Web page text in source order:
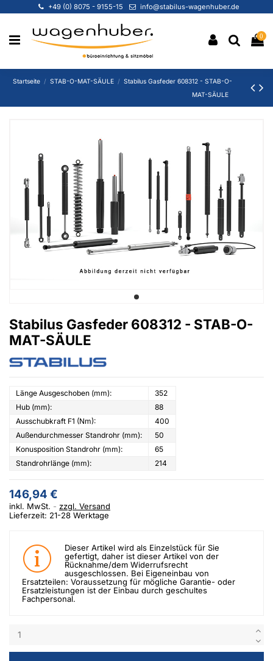
+49 (0) 8075 - 9155-15 info@stabilus-wagenhuber.de
0
Startseite STAB-O-MAT-SÄULE
Stabilus Gasfeder 608312 - STAB-O-
MAT-SÄULE
Stabilus Gasfeder 608312 - STAB-O-
MAT-SÄULE
Länge Ausgeschoben (mm):
352
Hub (mm):
88
Ausschubkraft F1 (Nm):
400
Außendurchmesser Standrohr (mm):
50
Konusposition Standrohr (mm):
65
Standrohrlänge (mm):
214
146,94 €
inkl. MwSt.
zzgl. Versand
Lieferzeit: 21-28 Werktage
Dieser Artikel wird als Einzelstück für Sie
gefertigt, daher ist dieser Artikel von der
Rücknahme/dem Widerrufsrecht
ausgeschlossen. Bei Eigeneinbau von
Ersatzteilen: Voraussetzung für mögliche Garantie- oder
Ersatzleistungen ist der Einbau durch geschultes
Fachpersonal.